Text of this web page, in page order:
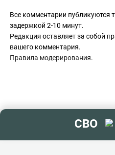
Все комментарии публикуются
задержкой 2-10 минут.
Редакция оставляет за собой
вашего комментария.
Правила модерирования.
СВО